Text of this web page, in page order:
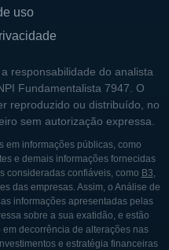
uso
responsabilidade do analista
Fundamentalista 7947. O
reproduzido ou distribuído, no
sem autorização expressa.
em informações públicas, como
e demais informações fornecidas
consideradas confiáveis, como B3,
das empresas. Assim, o Análise de
informações apresentadas pelas
sobre a sua exatidão, e estão
decorrência de alterações nas
e estratégia financeiras